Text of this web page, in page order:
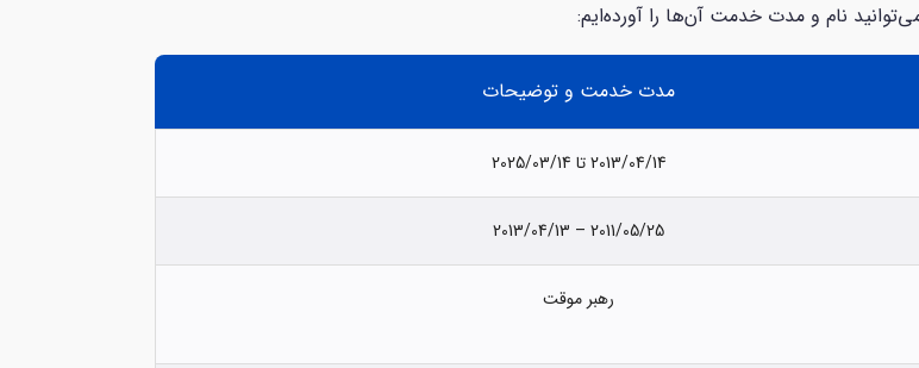
نام و مدت خدمت آن‌ها را آورده‌ایم:
مدت خدمت و توضیحات
2013/04/14 تا 2025/03/14
2011/05/25 – 2013/04/13
رهبر موقت